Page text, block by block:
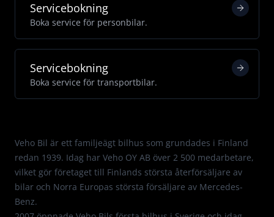
Servicebokning
Boka service för personbilar.
Servicebokning
Boka service för transportbilar.
Veho Bil är ett familjeägt bilhus som grundades i Finland
redan 1939. Idag har Veho OY AB över 2 500 medarbetare,
vilket gör företaget till Finlands största återförsäljare av
bilar och Norra Europas största försäljare av Mercedes-
Benz.